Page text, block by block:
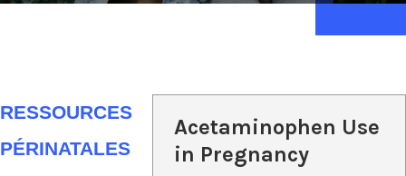
RESSOURCES
PÉRINATALES
Acetaminophen Use
in Pregnancy